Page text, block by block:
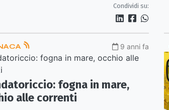
Condividi su:
9 anni fa
fogna in mare,
alle correnti